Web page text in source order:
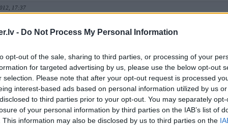
- Do Not Process My Personal Information
opt-out of the sale, sharing to third parties, or processing of your
for targeted advertising by us, please use the below opt-out
selection. Please note that after your opt-out request is processed
interest-based ads based on personal information utilized by us
to third parties prior to your opt-out. You may separately
of your personal information by third parties on the IAB’s list of
This information may also be disclosed by us to third parties on the
17:37
17:26
skaits kopumā ir neobjektīvs rādītājs, jo daudzi savus kontus jau sen neizmanto. Bet nu virs
17:16
un draudzīgajam bērnu pulkam